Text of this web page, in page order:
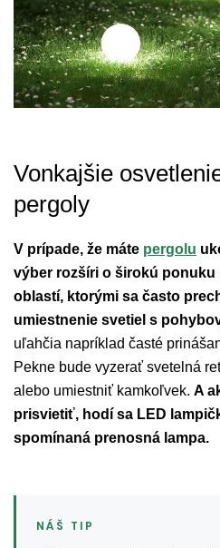
Vonkajšie
pergoly
V prípade, že máte pergolu
výber rozšíri o širokú
oblastí, ktorými sa často
umiestnenie svetiel s
uľahčia napríklad časté
Pekne bude vyzerať svetelná
alebo umiestniť kamkoľvek. A
prisvietiť, hodí sa LED
spomínaná prenosná lampa.